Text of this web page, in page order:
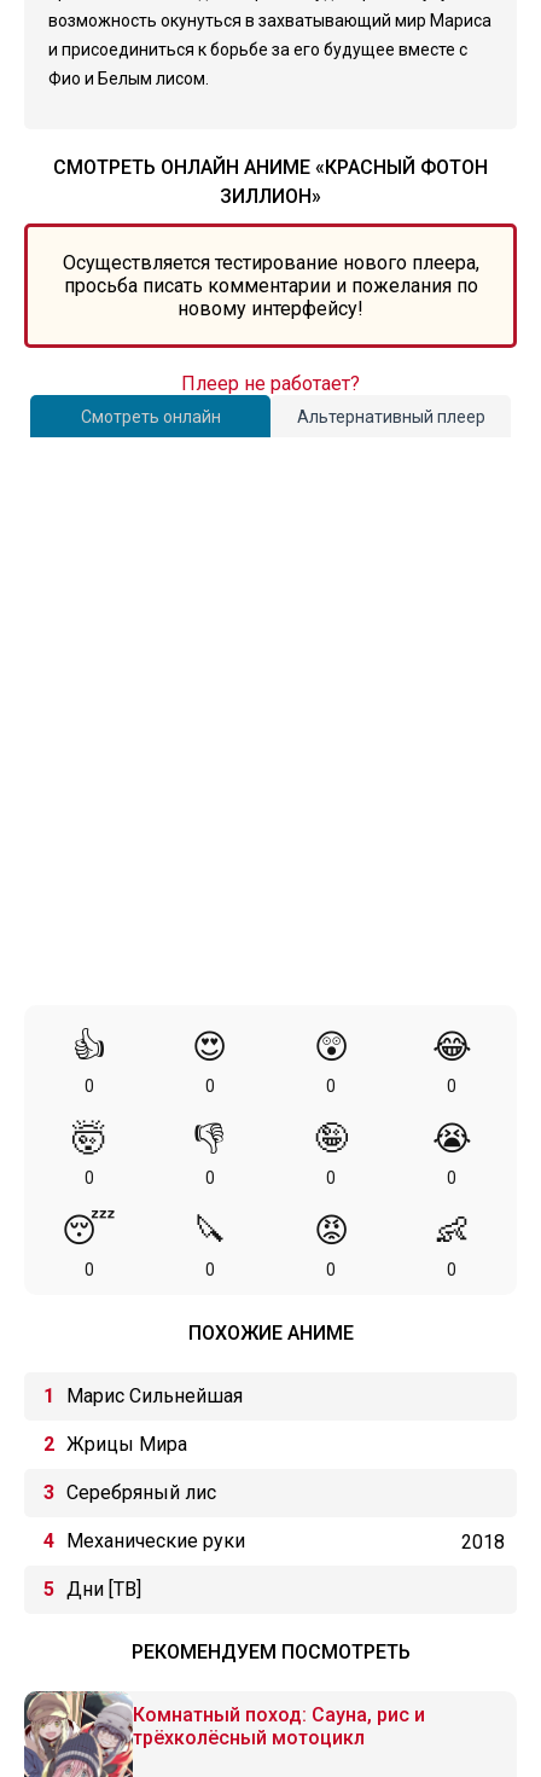
возможность окунуться в захватывающий мир Мариса
и присоединиться к борьбе за его будущее вместе с
Фио и Белым лисом.
СМОТРЕТЬ ОНЛАЙН АНИМЕ «КРАСНЫЙ ФОТОН
ЗИЛЛИОН»
Осуществляется тестирование нового плеера,
просьба писать комментарии и пожелания по
новому интерфейсу!
Смотреть онлайн Альтернативный плеер
Плеер не работает?
👍
0
😍
0
😲
0
😂
0
🤯
0
👎
0
🤪
0
😭
0
😴
0
🔪
0
😡
0
👶
0
ПОХОЖИЕ АНИМЕ
Марис Сильнейшая
Жрицы Мира
Серебряный лис
Механические руки 2018
Дни [ТВ]
РЕКОМЕНДУЕМ ПОСМОТРЕТЬ
Комнатный поход: Сауна, рис и
трёхколёсный мотоцикл